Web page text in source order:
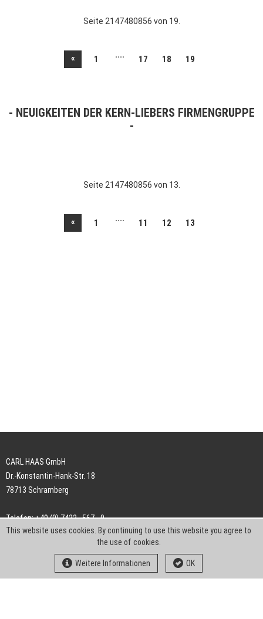
Seite 2147480856 von 19.
« 1 .... 17 18 19
NEUIGKEITEN DER KERN-LIEBERS FIRMENGRUPPE
Seite 2147480856 von 13.
« 1 .... 11 12 13
CARL HAAS GmbH
Dr.-Konstantin-Hank-Str. 18
78713 Schramberg
Telefon: +49 (0) 7422 . 567 - 0
Telefax: +49 (0) 7422 . 567 - 239
info-ch@kern-liebers.com
This website uses cookies. By continuing to use this website you agree to
the use of cookies.
Weitere Informationen OK